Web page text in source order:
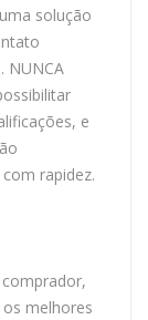
solução
NUNCA
e
rapidez.
comprador,
melhores